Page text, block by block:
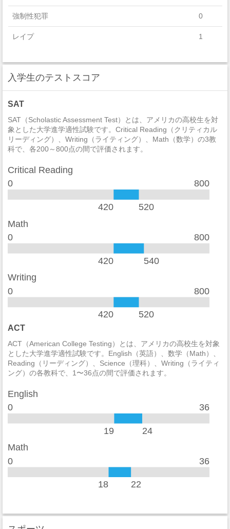
強制性犯罪 0
レイプ 1
非強制性犯罪
法定強姦 0
強盗 0
2
自動車盗難 0
放火
2014
違法武器 0
麻薬の法律違反
酒の法律違反 0
強制性犯罪 0
レイプ
セクハラ
法定強姦 0
入学生のテストスコア
SAT
SAT（Scholastic Assessment Test）とは、アメリカの高校生を対
象とした大学進学適性試験です。Critical Reading（クリティカル
リーディング）、Writing（ライティング）、Math（数学）の3教
科で、各200～800点の間で評価されます。
Critical Reading
0 800
420 520
Math
0 800
420 540
Writing
0 800
420 520
ACT
ACT（American College Testing）とは、アメリカの高校生を対象
とした大学進学適性試験です。English（英語）、数学（Math）、
Reading（リーディング）、Science（理科）、Writing（ライティ
ング）の各教科で、1〜36点の間で評価されます。
English
0
36
19 24
Math
0
36
18 22